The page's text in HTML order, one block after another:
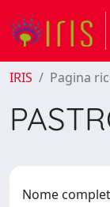
IRIS Pagina
Nome